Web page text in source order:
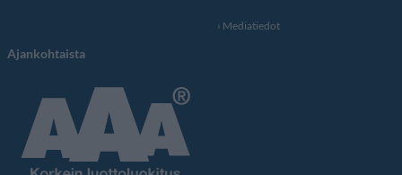
Mediatiedot
Ajankohtaista